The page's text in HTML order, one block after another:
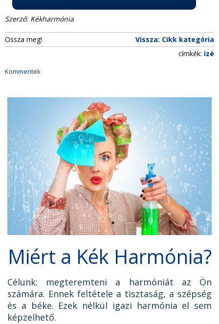
Szerző: Kékharmónia
Ossza meg!
Vissza: Cikk kategória
címkék: izé
Kommentek
Miért a Kék Harmónia?
Célunk: megteremteni a harmóniát az Ön
számára. Ennek feltétele a tisztaság, a szépség
és a béke. Ezek nélkül igazi harmónia el sem
képzelhető.